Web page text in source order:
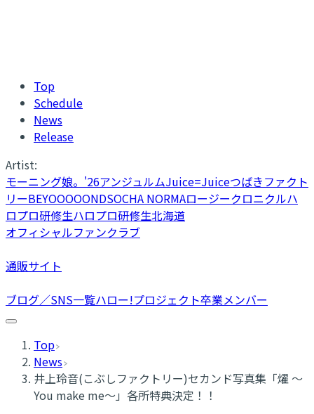
Top
Schedule
News
Release
Artist:
モーニング娘。'26アンジュルムJuice=Juiceつばきファクト
リーBEYOOOOONDSOCHA NORMAロージークロニクルハ
ロプロ研修生ハロプロ研修生北海道
オフィシャルファンクラブ
通販サイト
ブログ／SNS一覧ハロー!プロジェクト卒業メンバー
Top
News
井上玲音(こぶしファクトリー)セカンド写真集「燿 ～
You make me～」各所特典決定！！